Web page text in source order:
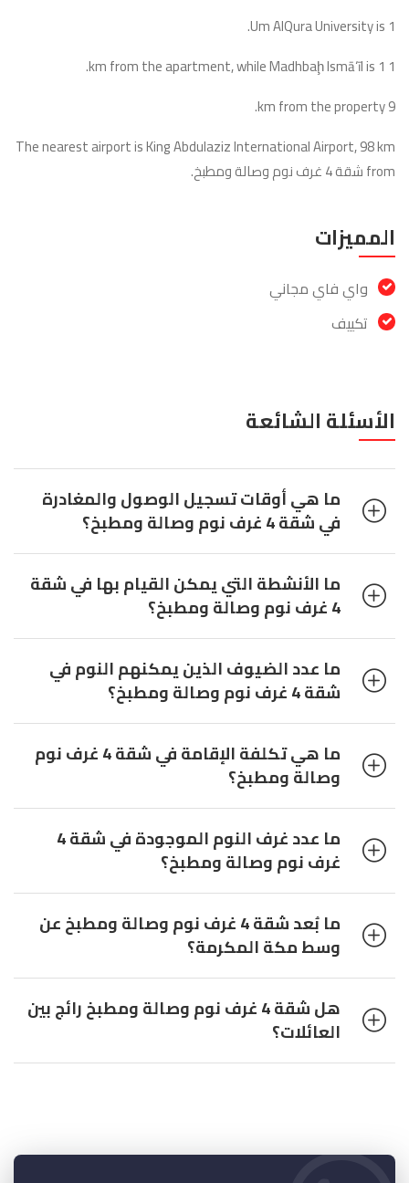
Um AlQura University is 1.
1 km from the apartment, while Madhbaḩ Ismā‘īl is 1.
9 km from the property.
The nearest airport is King Abdulaziz International Airport, 98 km
from شقة 4 غرف نوم وصالة ومطبخ.
المميزات
واي فاي مجاني
تكييف
الأسئلة الشائعة
ما هي أوقات تسجيل الوصول والمغادرة
في شقة 4 غرف نوم وصالة ومطبخ؟
ما الأنشطة التي يمكن القيام بها في شقة
4 غرف نوم وصالة ومطبخ؟
ما عدد الضيوف الذين يمكنهم النوم في
شقة 4 غرف نوم وصالة ومطبخ؟
ما هي تكلفة الإقامة في شقة 4 غرف نوم
وصالة ومطبخ؟
ما عدد غرف النوم الموجودة في شقة 4
غرف نوم وصالة ومطبخ؟
ما بُعد شقة 4 غرف نوم وصالة ومطبخ عن
وسط مكة المكرمة؟
هل شقة 4 غرف نوم وصالة ومطبخ رائج بين
العائلات؟